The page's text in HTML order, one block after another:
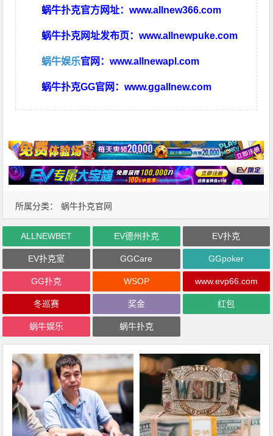
所属分类： 蜗牛扑克官网
蜗牛扑克官方网址：www.allnew366.com
蜗牛扑克网址发布页：www.allnewpuke.com
蜗牛娱乐官网：www.allnewapl.com
蜗牛扑克GG官网：www.ggallnew.com
ALLNEWBET EV德州扑克 EV扑克
EV扑克室 GGCare GGpoker
GG扑克 WSOP www.evp66.com
冬巡赛 奖金 红包
蜗牛娱乐 蜗牛扑克